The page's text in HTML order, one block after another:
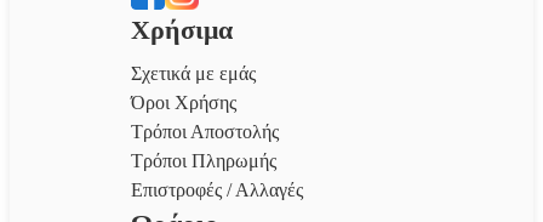
Χρήσιμα
Σχετικά με εμάς
Όροι Χρήσης
Τρόποι Αποστολής
Τρόποι Πληρωμής
Επιστροφές / Αλλαγές